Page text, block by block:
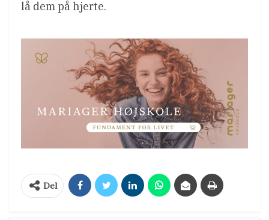
lå dem på hjerte.
Del